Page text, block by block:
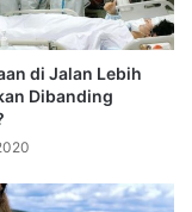
di Jalan Lebih
Dibanding